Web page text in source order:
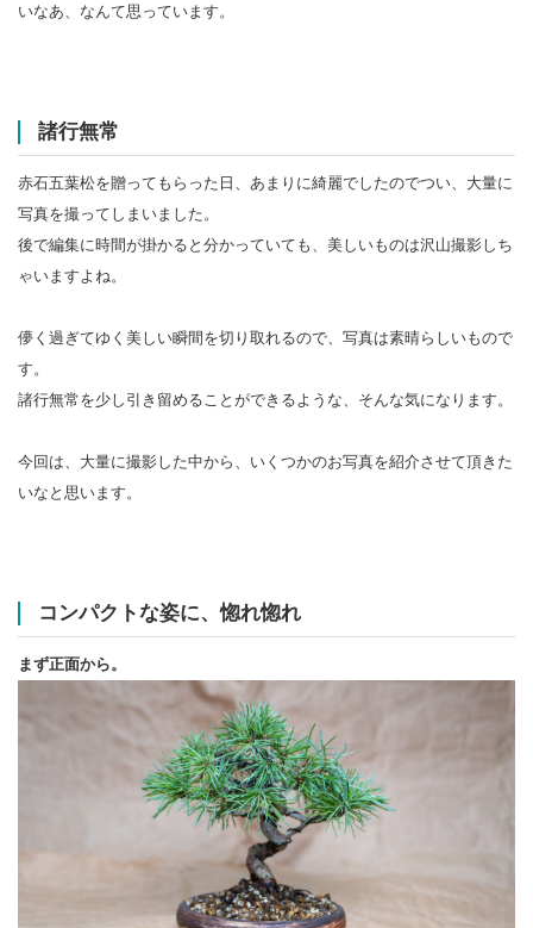
いなあ、なんて思っています。
諸行無常
赤石五葉松を贈ってもらった日、あまりに綺麗でしたのでつい、大量に
写真を撮ってしまいました。
後で編集に時間が掛かると分かっていても、美しいものは沢山撮影しち
ゃいますよね。
儚く過ぎてゆく美しい瞬間を切り取れるので、写真は素晴らしいもので
す。
諸行無常を少し引き留めることができるような、そんな気になります。
今回は、大量に撮影した中から、いくつかのお写真を紹介させて頂きた
いなと思います。
コンパクトな姿に、惚れ惚れ
まず正面から。